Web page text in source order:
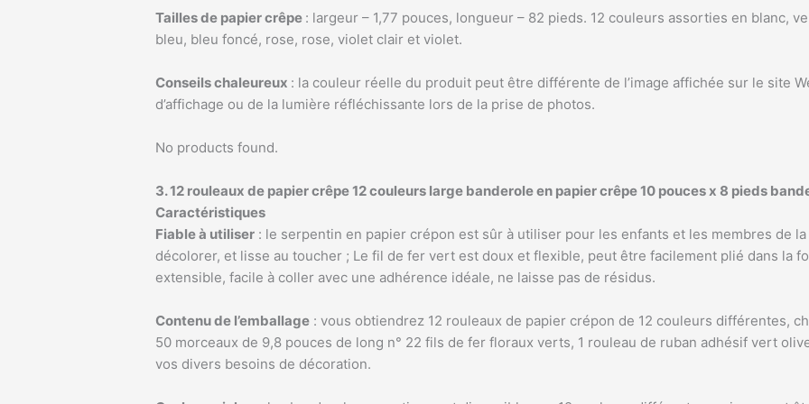
Tailles de papier crêpe : largeur – 1,77 pouces, longueur – 82 pieds. 12 couleurs assorties en blanc,
bleu, bleu foncé, rose, rose, violet clair et violet.
Conseils chaleureux : la couleur réelle du produit peut être différente de l’image affichée sur le site
d’affichage ou de la lumière réfléchissante lors de la prise de photos.
No products found.
3. 12 rouleaux de papier crêpe 12 couleurs large banderole en papier crêpe 10 pouces x 8 pieds
Caractéristiques
Fiable à utiliser : le serpentin en papier crépon est sûr à utiliser pour les enfants et les membres de
décolorer, et lisse au toucher ; Le fil de fer vert est doux et flexible, peut être facilement plié dans la
extensible, facile à coller avec une adhérence idéale, ne laisse pas de résidus.
Contenu de l’emballage : vous obtiendrez 12 rouleaux de papier crépon de 12 couleurs différentes,
50 morceaux de 9,8 pouces de long n° 22 fils de fer floraux verts, 1 rouleau de ruban adhésif vert
vos divers besoins de décoration.